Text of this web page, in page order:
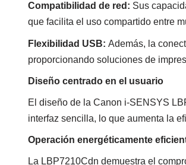
Compatibilidad de red: Sus
que facilita el uso compartido entre
Flexibilidad USB: Además, la
proporcionando soluciones de
Diseño centrado en el usuario
El diseño de la Canon i-SENSYS
interfaz sencilla, lo que aumenta la
Operación energéticamente
La LBP7210Cdn demuestra el